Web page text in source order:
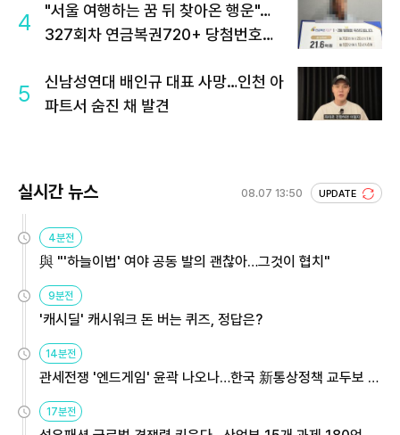
4
"서울 여행하는 꿈 뒤 찾아온 행운"…
327회차 연금복권720+ 당첨번호조
5
신남성연대 배인규 대표 사망…인천 아
파트서 숨진 채 발견
실시간 뉴스 08.07 13:50 UPDATE
4분전
與 "'하늘이법' 여야 공동 발의 괜찮아…그것이 협치"
9분전
'캐시딜' 캐시워크 돈 버는 퀴즈, 정답은?
14분전
관세전쟁 '엔드게임' 윤곽 나오나…한국 新통상정책 교두보 활
용해야
17분전